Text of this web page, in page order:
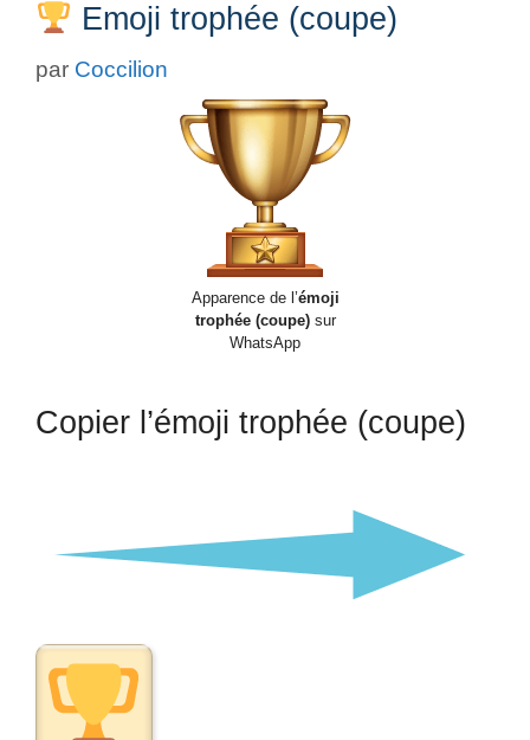
Emoji trophée (coupe)
par Coccilion
Apparence de l’émoji
trophée (coupe) sur
WhatsApp
Copier l’émoji trophée (coupe)